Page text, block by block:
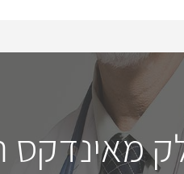
מאינדקס